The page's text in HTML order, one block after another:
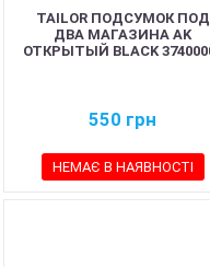
TAILOR ПОДСУМОК ПОД
ДВА МАГАЗИНА AK
ОТКРЫТЫЙ BLACK
550 грн
НЕМАЄ В НАЯВНОСТІ